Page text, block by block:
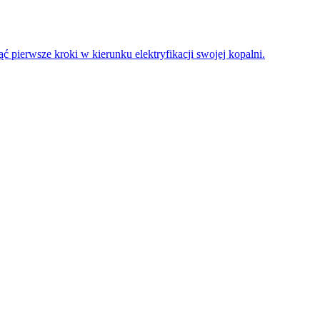
pierwsze kroki w kierunku elektryfikacji swojej kopalni.